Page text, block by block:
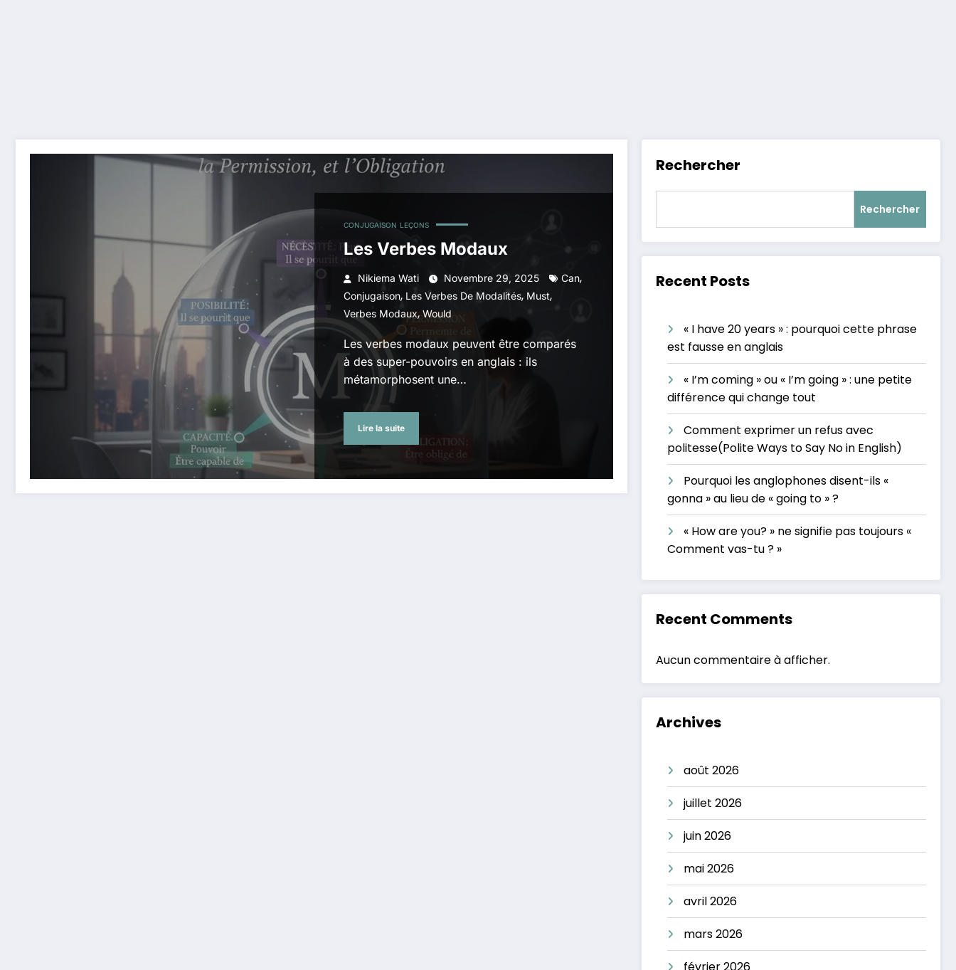
CONJUGAISON LEÇONS
Les Verbes Modaux
Nikiema Wati Novembre 29, 2025 Can,
Conjugaison, Les Verbes De Modalités, Must,
Verbes Modaux,Would
Les verbes modaux peuvent être comparés
à des super-pouvoirs en anglais : ils
métamorphosent une…
Lire la suite
Rechercher
Rechercher
Recent Posts
« I have 20 years » : pourquoi cette phrase
est fausse en anglais
« I’m coming » ou « I’m going » : une petite
différence qui change tout
Comment exprimer un refus avec
politesse(Polite Ways to Say No in English)
Pourquoi les anglophones disent-ils «
gonna » au lieu de « going to » ?
« How are you? » ne signifie pas toujours «
Comment vas-tu ? »
Recent Comments
Aucun commentaire à afficher.
Archives
août 2026
juillet 2026
juin 2026
mai 2026
avril 2026
mars 2026